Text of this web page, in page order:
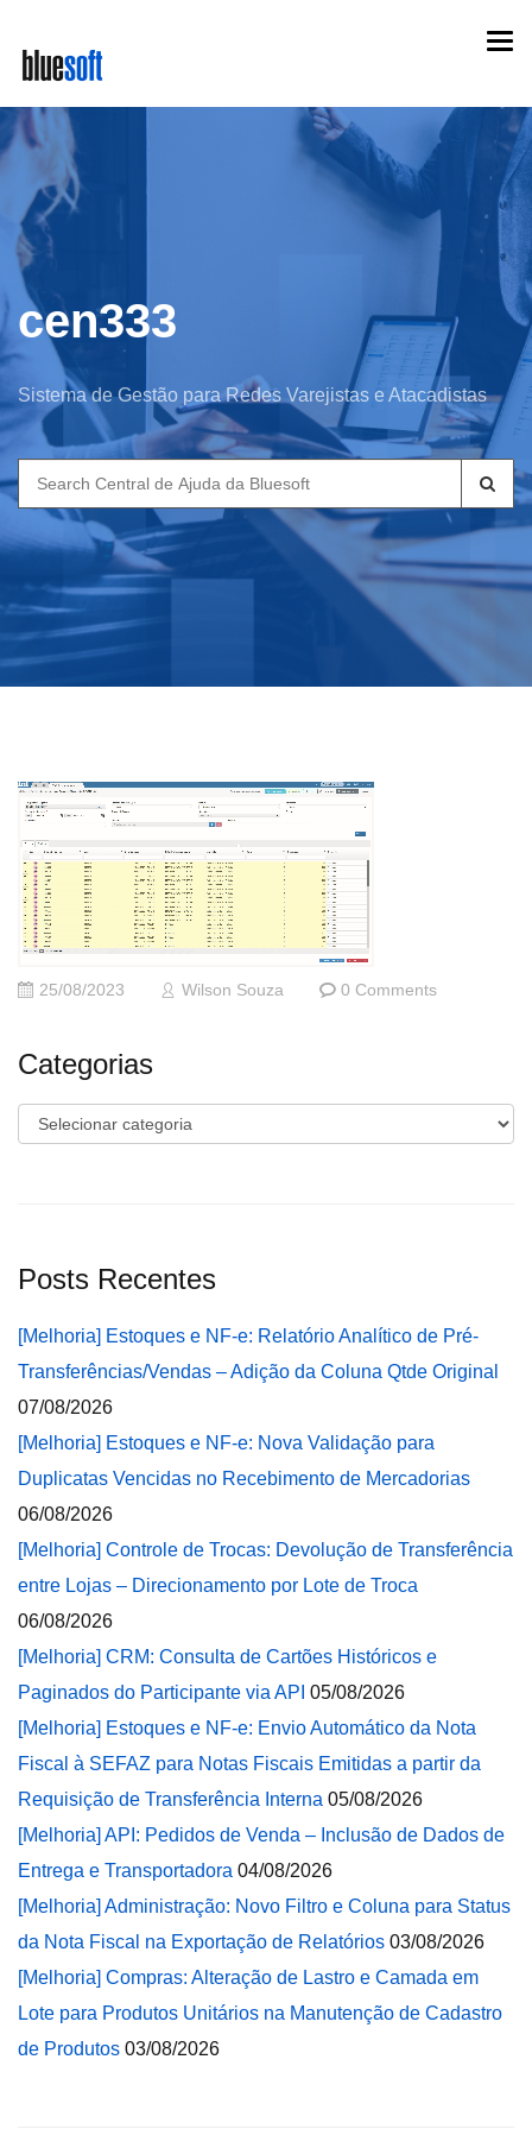
main
content
cen333
Sistema de Gestão para Redes Varejistas e Atacadistas
Search
for:
25/08/2023 Wilson Souza 0 Comments
Categorias
Categorias
Posts Recentes
[Melhoria] Estoques e NF-e: Relatório Analítico de Pré-
Transferências/Vendas – Adição da Coluna Qtde Original
07/08/2026
[Melhoria] Estoques e NF-e: Nova Validação para
Duplicatas Vencidas no Recebimento de Mercadorias
06/08/2026
[Melhoria] Controle de Trocas: Devolução de Transferência
entre Lojas – Direcionamento por Lote de Troca
06/08/2026
[Melhoria] CRM: Consulta de Cartões Históricos e
Paginados do Participante via API 05/08/2026
[Melhoria] Estoques e NF-e: Envio Automático da Nota
Fiscal à SEFAZ para Notas Fiscais Emitidas a partir da
Requisição de Transferência Interna 05/08/2026
[Melhoria] API: Pedidos de Venda – Inclusão de Dados de
Entrega e Transportadora 04/08/2026
[Melhoria] Administração: Novo Filtro e Coluna para Status
da Nota Fiscal na Exportação de Relatórios 03/08/2026
[Melhoria] Compras: Alteração de Lastro e Camada em
Lote para Produtos Unitários na Manutenção de Cadastro
de Produtos 03/08/2026